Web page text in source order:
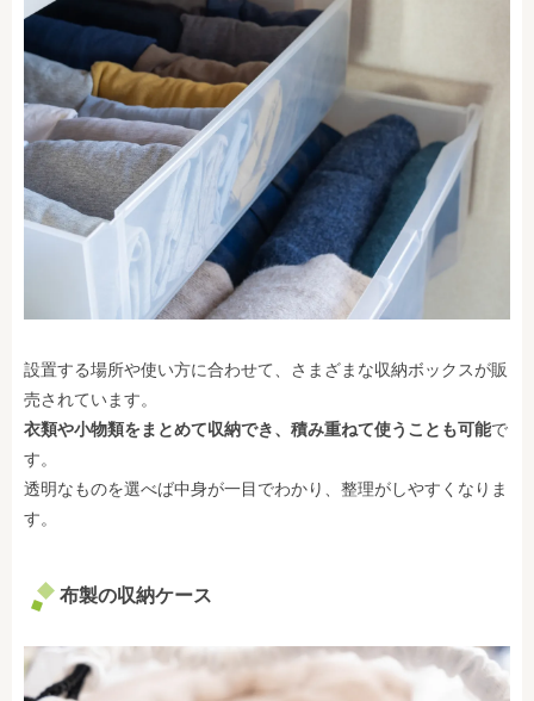
設置する場所や使い方に合わせて、さまざまな収納ボックスが販
売されています。
衣類や小物類をまとめて収納でき、積み重ねて使うことも可能で
す。
透明なものを選べば中身が一目でわかり、整理がしやすくなりま
す。
布製の収納ケース